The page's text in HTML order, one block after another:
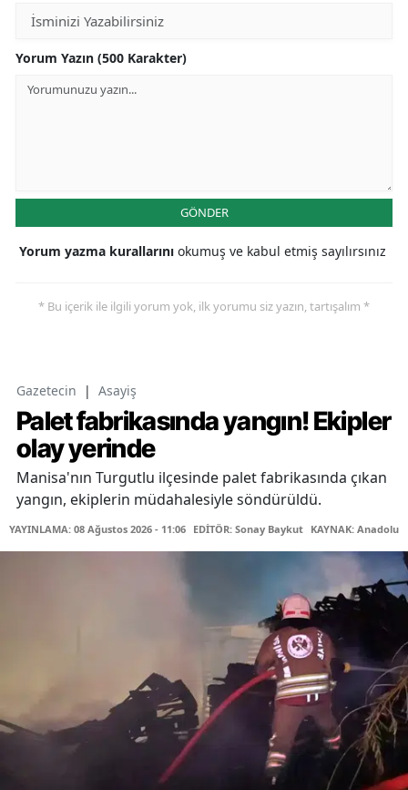
Yorum Yazın (500 Karakter)
GÖNDER
Yorum yazma kurallarını okumuş ve kabul etmiş sayılırsınız
* Bu içerik ile ilgili yorum yok, ilk yorumu siz yazın, tartışalım *
Gazetecin | Asayiş
Palet fabrikasında yangın! Ekipler
olay yerinde
Manisa'nın Turgutlu ilçesinde palet fabrikasında çıkan
yangın, ekiplerin müdahalesiyle söndürüldü.
YAYINLAMA: 08 Ağustos 2026 - 11:06 EDİTÖR: Sonay Baykut KAYNAK: Anadolu